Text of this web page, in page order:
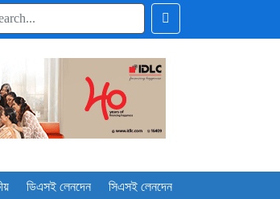
ডিএসই লেনদেন সিএসই লেনদেন